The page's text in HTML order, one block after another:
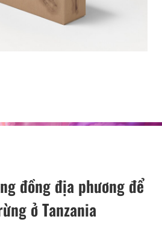
đồng địa phương để
ở Tanzania